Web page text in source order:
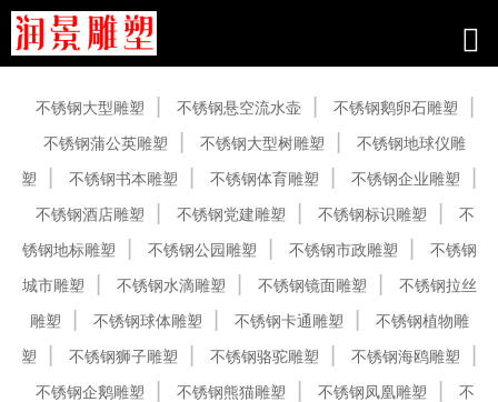
不锈钢大型雕塑 不锈钢悬空流水壶
不锈钢鹅卵石雕塑
不锈钢蒲公英雕塑
不锈钢大型树雕塑
不锈钢地球仪雕
塑
不锈钢书本雕塑 不锈钢体育雕塑
不锈钢企业雕塑
不锈钢酒店雕塑
不锈钢党建雕塑 不锈钢标识雕塑
不
锈钢地标雕塑
不锈钢公园雕塑 不锈钢市政雕塑
不锈钢
城市雕塑
不锈钢水滴雕塑 不锈钢镜面雕塑
不锈钢拉丝
雕塑
不锈钢球体雕塑 不锈钢卡通雕塑
不锈钢植物雕
塑
不锈钢狮子雕塑 不锈钢骆驼雕塑
不锈钢海鸥雕塑
不锈钢企鹅雕塑
不锈钢熊猫雕塑 不锈钢凤凰雕塑
不